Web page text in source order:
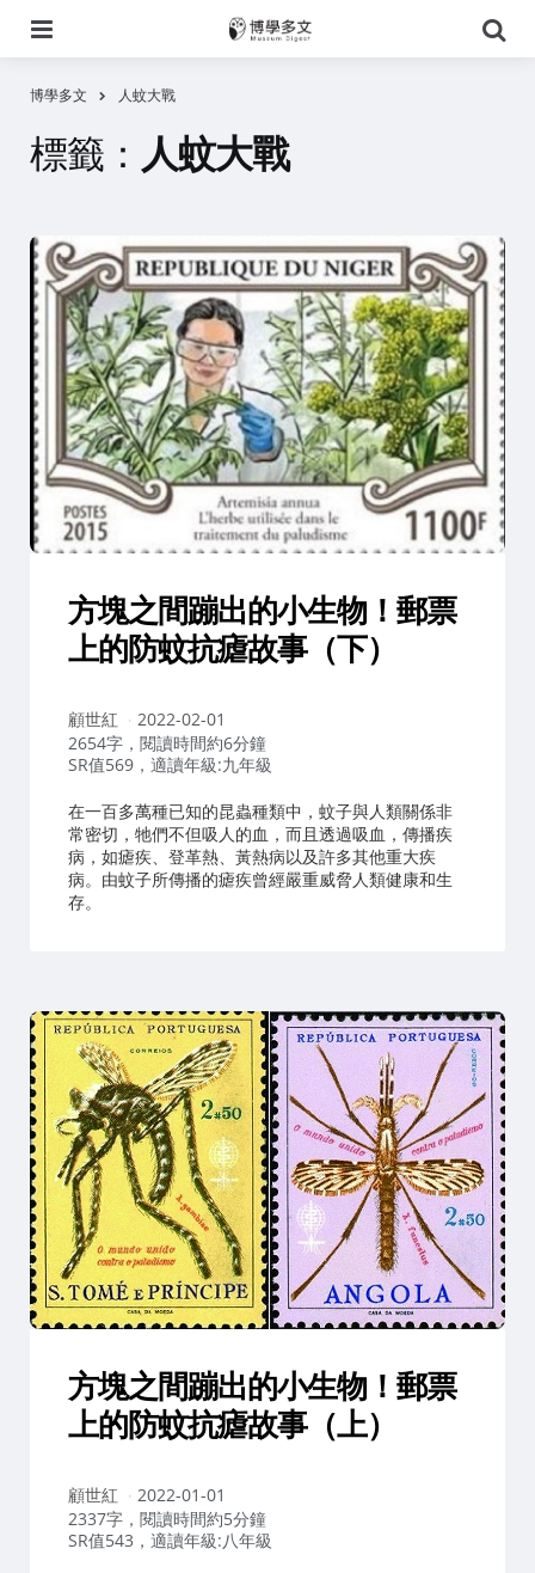
尋
博學多文 人蚊大戰
標籤： 人蚊大戰
方塊之間蹦出的小生物！郵票
上的防蚊抗瘧故事（下）
作
者：
顧世紅
2022-02-01
2654字，閱讀時間約6分鐘
SR值569，適讀年級:九年級
在一百多萬種已知的昆蟲種類中，蚊子與人類關係非
常密切，牠們不但吸人的血，而且透過吸血，傳播疾
病，如瘧疾、登革熱、黃熱病以及許多其他重大疾
病。由蚊子所傳播的瘧疾曾經嚴重威脅人類健康和生
存。
方塊之間蹦出的小生物！郵票
上的防蚊抗瘧故事（上）
作
者：
顧世紅
2022-01-01
2337字，閱讀時間約5分鐘
SR值543，適讀年級:八年級